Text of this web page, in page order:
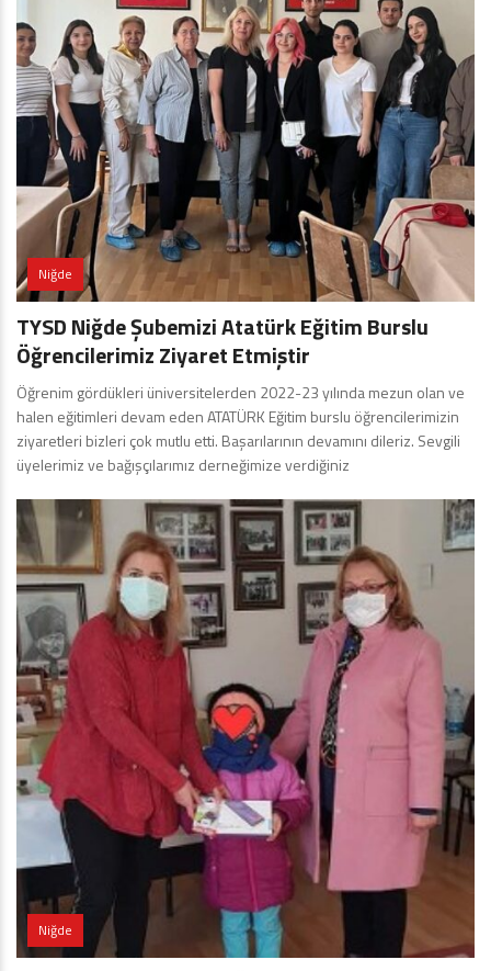
Niğde
TYSD Niğde Şubemizi Atatürk Eğitim Burslu
Öğrencilerimiz Ziyaret Etmiştir
Öğrenim gördükleri üniversitelerden 2022-23 yılında mezun olan ve
halen eğitimleri devam eden ATATÜRK Eğitim burslu öğrencilerimizin
ziyaretleri bizleri çok mutlu etti. Başarılarının devamını dileriz. Sevgili
üyelerimiz ve bağışçılarımız derneğimize verdiğiniz
Niğde